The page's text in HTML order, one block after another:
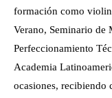
formación como
Verano, Seminario de
Perfeccionamiento
Academia
ocasiones, recibiendo